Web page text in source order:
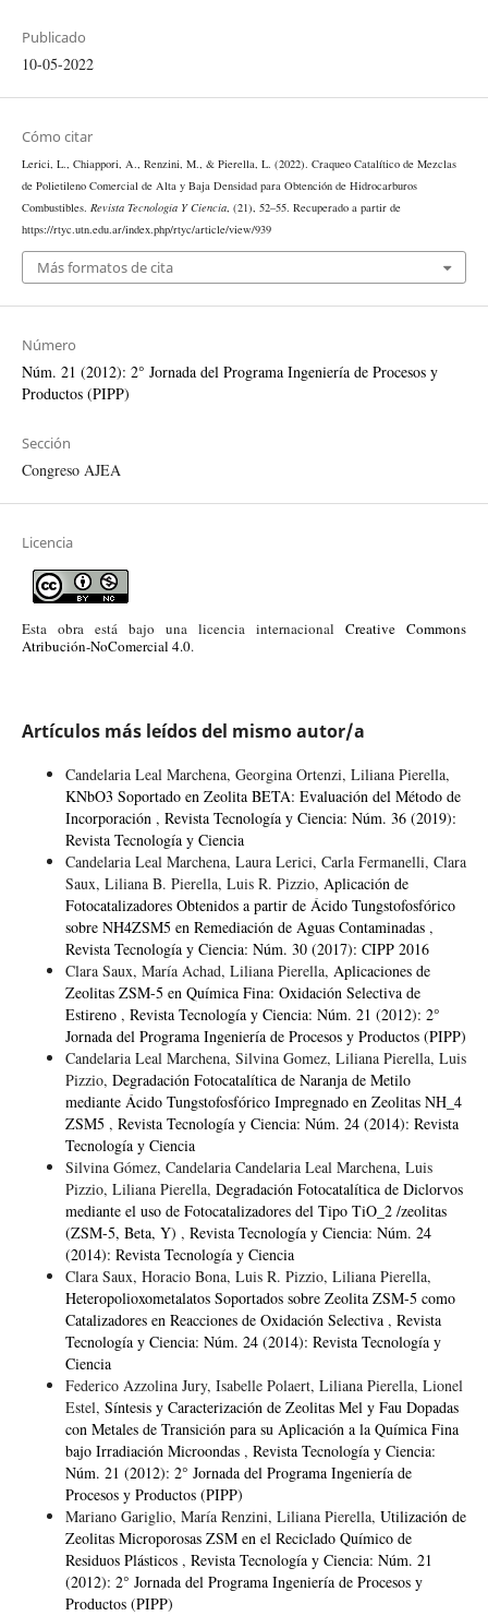
Publicado
10-05-2022
Cómo citar
Lerici, L., Chiappori, A., Renzini, M., & Pierella, L. (2022). Craqueo Catalítico de Mezclas
de Polietileno Comercial de Alta y Baja Densidad para Obtención de Hidrocarburos
Combustibles. Revista Tecnología Y Ciencia, (21), 52–55. Recuperado a partir de
https://rtyc.utn.edu.ar/index.php/rtyc/article/view/939
Más formatos de cita
Número
Núm. 21 (2012): 2° Jornada del Programa Ingeniería de Procesos y
Productos (PIPP)
Sección
Congreso AJEA
Licencia
Esta obra está bajo una licencia internacionalCreative Commons
Atribución-NoComercial 4.0.
Artículos más leídos del mismo autor/a
Candelaria Leal Marchena, Georgina Ortenzi, Liliana Pierella,
KNbO3 Soportado en Zeolita BETA: Evaluación del Método de
Incorporación , Revista Tecnología y Ciencia: Núm. 36 (2019):
Revista Tecnología y Ciencia
Candelaria Leal Marchena, Laura Lerici, Carla Fermanelli, Clara
Saux, Liliana B. Pierella, Luis R. Pizzio, Aplicación de
Fotocatalizadores Obtenidos a partir de Ácido Tungstofosfórico
sobre NH4ZSM5 en Remediación de Aguas Contaminadas ,
Revista Tecnología y Ciencia: Núm. 30 (2017): CIPP 2016
Clara Saux, María Achad, Liliana Pierella, Aplicaciones de
Zeolitas ZSM-5 en Química Fina: Oxidación Selectiva de
Estireno , Revista Tecnología y Ciencia: Núm. 21 (2012): 2°
Jornada del Programa Ingeniería de Procesos y Productos (PIPP)
Candelaria Leal Marchena, Silvina Gomez, Liliana Pierella, Luis
Pizzio, Degradación Fotocatalítica de Naranja de Metilo
mediante Ácido Tungstofosfórico Impregnado en Zeolitas NH_4
ZSM5 , Revista Tecnología y Ciencia: Núm. 24 (2014): Revista
Tecnología y Ciencia
Silvina Gómez, Candelaria Candelaria Leal Marchena, Luis
Pizzio, Liliana Pierella, Degradación Fotocatalítica de Diclorvos
mediante el uso de Fotocatalizadores del Tipo TiO_2 /zeolitas
(ZSM-5, Beta, Y) , Revista Tecnología y Ciencia: Núm. 24
(2014): Revista Tecnología y Ciencia
Clara Saux, Horacio Bona, Luis R. Pizzio, Liliana Pierella,
Heteropolioxometalatos Soportados sobre Zeolita ZSM-5 como
Catalizadores en Reacciones de Oxidación Selectiva , Revista
Tecnología y Ciencia: Núm. 24 (2014): Revista Tecnología y
Ciencia
Federico Azzolina Jury, Isabelle Polaert, Liliana Pierella, Lionel
Estel, Síntesis y Caracterización de Zeolitas Mel y Fau Dopadas
con Metales de Transición para su Aplicación a la Química Fina
bajo Irradiación Microondas , Revista Tecnología y Ciencia:
Núm. 21 (2012): 2° Jornada del Programa Ingeniería de
Procesos y Productos (PIPP)
Mariano Gariglio, María Renzini, Liliana Pierella, Utilización de
Zeolitas Microporosas ZSM en el Reciclado Químico de
Residuos Plásticos , Revista Tecnología y Ciencia: Núm. 21
(2012): 2° Jornada del Programa Ingeniería de Procesos y
Productos (PIPP)